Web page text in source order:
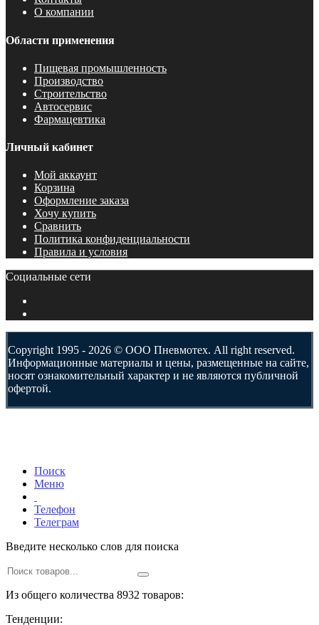
О компании
Области применения
Пищевая промышленность
Производство
Строительство
Автосервис
Фармацевтика
Личный кабинет
Мой аккаунт
Корзина
Оформление заказа
Хочу купить
Сравнить
Политика конфиденциальности
Правила и условия
Социальные сети
Copyright 1995 - 2026 © ООО Пневмотех. All right reserved.
Информационные материалы и цены, размещенные на сайте,
носят ознакомительный характер и не являются публичной
офертой.
Поиск
Меню
Телефон
Телеграм
Введите несколько слов для поиска
Из общего количества 8932 товаров:
Тенденции: